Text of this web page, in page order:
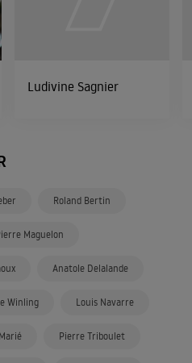
Ludivine Sagnier
Roland Bertin
Maguelon
Anatole Delalande
Winling Louis Navarre
Pierre Triboulet